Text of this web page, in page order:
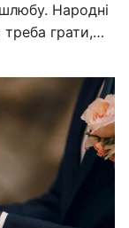
Народні
грати,…